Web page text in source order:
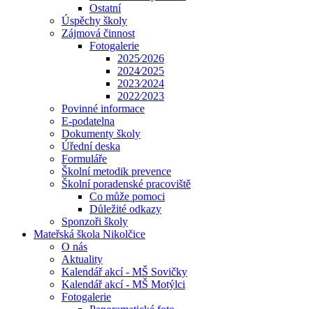
Ostatní
Úspěchy školy
Zájmová činnost
Fotogalerie
2025⁄2026
2024⁄2025
2023⁄2024
2022⁄2023
Povinné informace
E-podatelna
Dokumenty školy
Úřední deska
Formuláře
Školní metodik prevence
Školní poradenské pracoviště
Co může pomoci
Důležité odkazy
Sponzoři školy
Mateřská škola Nikolčice
O nás
Aktuality
Kalendář akcí - MŠ Sovičky
Kalendář akcí - MŠ Motýlci
Fotogalerie